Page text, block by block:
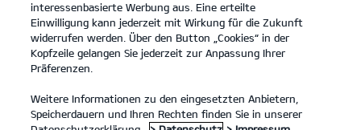
WIR HALTEN SIE MOBIL
interessenbasierte Werbung aus. Eine erteilte
Einwilligung kann jederzeit mit Wirkung für die Zukunft
widerrufen werden. Über den Button „Cookies“ in der
Kopfzeile gelangen Sie jederzeit zur Anpassung Ihrer
Präferenzen.
Weitere Informationen zu den eingesetzten Anbietern,
Speicherdauern und Ihren Rechten finden Sie in unserer